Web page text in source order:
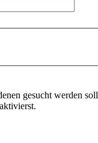
gesucht werden